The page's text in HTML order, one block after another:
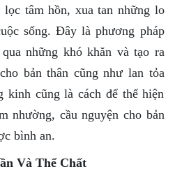
tâm hồn, xua tan những lo
sống. Đây là phương pháp
những khó khăn và tạo ra
bản thân cũng như lan tỏa
kinh cũng là cách để thể hiện
nhường, cầu nguyện cho bản
bình an.
Và Thể Chất